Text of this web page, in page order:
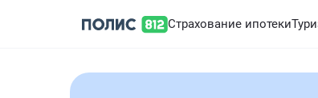
Страхование ипотеки